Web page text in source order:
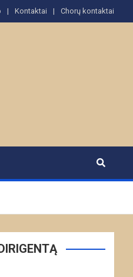
Kontaktai Chorų kontaktai